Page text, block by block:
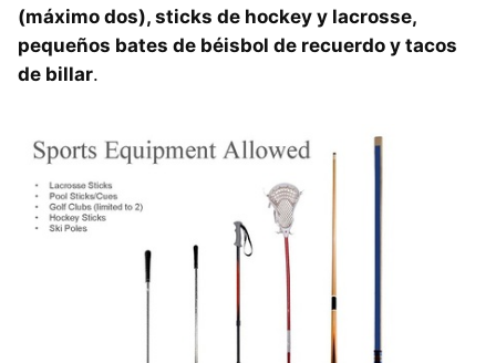
(máximo dos), sticks de hockey y lacrosse,
pequeños bates de béisbol de recuerdo y tacos
de billar.